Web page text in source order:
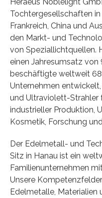
Tochtergesellschaften in
Frankreich, China und
den Markt- und
von Speziallichtquellen.
einen Jahresumsatz
beschäftigte weltweit
Unternehmen
und Ultraviolett-Strahler
industrieller Produktion,
Kosmetik, Forschung
Der Edelmetall- und
Sitz in Hanau ist ein
Familienunternehmen
Unsere
Edelmetalle, Materialien